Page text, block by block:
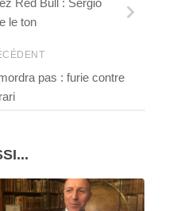
Red Bull : Sergio
le ton
pas : furie contre